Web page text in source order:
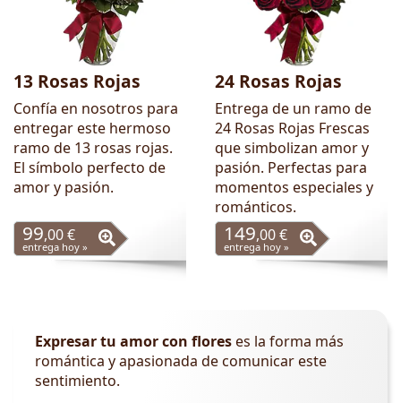
13 Rosas Rojas
Confía en nosotros para
entregar este hermoso
ramo de 13 rosas rojas.
El símbolo perfecto de
amor y pasión.
99,00 €
entrega hoy »
24 Rosas Rojas
Entrega de un ramo de
24 Rosas Rojas Frescas
que simbolizan amor y
pasión. Perfectas para
momentos especiales y
románticos.
149,00 €
entrega hoy »
Expresar tu amor con floreses la forma más
romántica y apasionada de comunicar este
sentimiento.